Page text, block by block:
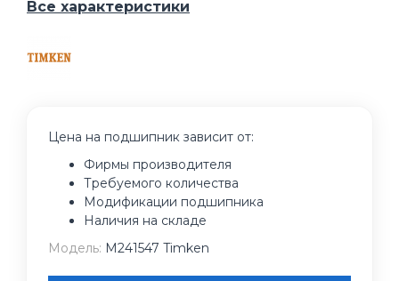
Все характеристики
Цена на подшипник зависит от:
Фирмы производителя
Требуемого количества
Модификации подшипника
Наличия на складе
Модель: M241547 Timken